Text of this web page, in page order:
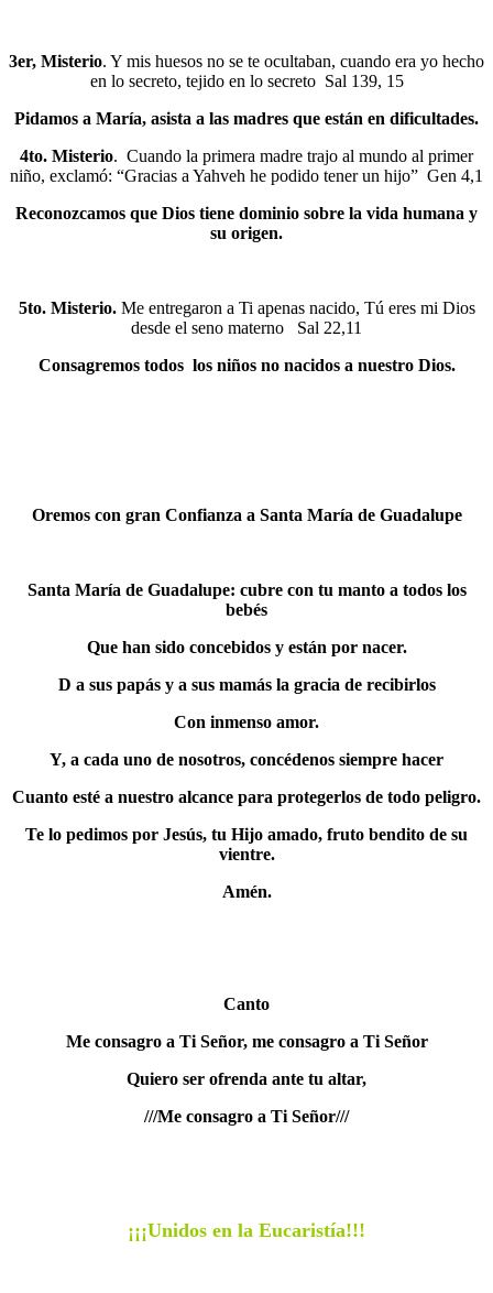
3er, Misterio. Y mis huesos no se te ocultaban, cuando era yo hecho
en lo secreto, tejido en lo secreto Sal 139, 15
Pidamos a María, asista a las madres que están en dificultades.
4to. Misterio. Cuando la primera madre trajo al mundo al primer
niño, exclamó: “Gracias a Yahveh he podido tener un hijo” Gen 4,1
Reconozcamos que Dios tiene dominio sobre la vida humana y
su origen.
5to. Misterio.Me entregaron a Ti apenas nacido, Tú eres mi Dios
desde el seno materno Sal 22,11
Consagremos todos los niños no nacidos a nuestro Dios.
Oremos con gran Confianza a Santa María de Guadalupe
Santa María de Guadalupe: cubre con tu manto a todos los
bebés
Que han sido concebidos y están por nacer.
D a sus papás y a sus mamás la gracia de recibirlos
Con inmenso amor.
Y, a cada uno de nosotros, concédenos siempre hacer
Cuanto esté a nuestro alcance para protegerlos de todo peligro.
Te lo pedimos por Jesús, tu Hijo amado, fruto bendito de su
vientre.
Amén.
Canto
Me consagro a Ti Señor, me consagro a Ti Señor
Quiero ser ofrenda ante tu altar,
///Me consagro a Ti Señor///
¡¡¡Unidos en la Eucaristía!!!